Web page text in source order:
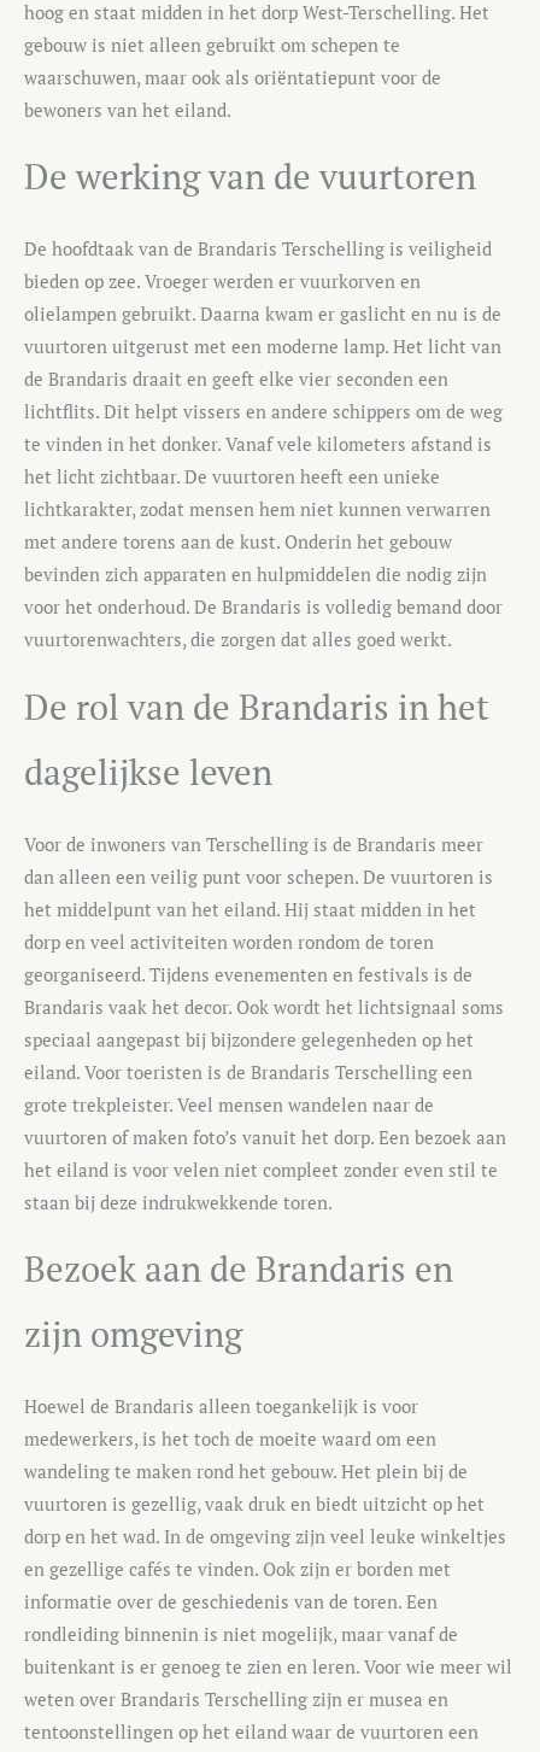
hoog en staat midden in het dorp West-Terschelling. Het
gebouw is niet alleen gebruikt om schepen te
waarschuwen, maar ook als oriëntatiepunt voor de
bewoners van het eiland.
De werking van de vuurtoren
De hoofdtaak van de Brandaris Terschelling is veiligheid
bieden op zee. Vroeger werden er vuurkorven en
olielampen gebruikt. Daarna kwam er gaslicht en nu is de
vuurtoren uitgerust met een moderne lamp. Het licht van
de Brandaris draait en geeft elke vier seconden een
lichtflits. Dit helpt vissers en andere schippers om de weg
te vinden in het donker. Vanaf vele kilometers afstand is
het licht zichtbaar. De vuurtoren heeft een unieke
lichtkarakter, zodat mensen hem niet kunnen verwarren
met andere torens aan de kust. Onderin het gebouw
bevinden zich apparaten en hulpmiddelen die nodig zijn
voor het onderhoud. De Brandaris is volledig bemand door
vuurtorenwachters, die zorgen dat alles goed werkt.
De rol van de Brandaris in het
dagelijkse leven
Voor de inwoners van Terschelling is de Brandaris meer
dan alleen een veilig punt voor schepen. De vuurtoren is
het middelpunt van het eiland. Hij staat midden in het
dorp en veel activiteiten worden rondom de toren
georganiseerd. Tijdens evenementen en festivals is de
Brandaris vaak het decor. Ook wordt het lichtsignaal soms
speciaal aangepast bij bijzondere gelegenheden op het
eiland. Voor toeristen is de Brandaris Terschelling een
grote trekpleister. Veel mensen wandelen naar de
vuurtoren of maken foto’s vanuit het dorp. Een bezoek aan
het eiland is voor velen niet compleet zonder even stil te
staan bij deze indrukwekkende toren.
Bezoek aan de Brandaris en
zijn omgeving
Hoewel de Brandaris alleen toegankelijk is voor
medewerkers, is het toch de moeite waard om een
wandeling te maken rond het gebouw. Het plein bij de
vuurtoren is gezellig, vaak druk en biedt uitzicht op het
dorp en het wad. In de omgeving zijn veel leuke winkeltjes
en gezellige cafés te vinden. Ook zijn er borden met
informatie over de geschiedenis van de toren. Een
rondleiding binnenin is niet mogelijk, maar vanaf de
buitenkant is er genoeg te zien en leren. Voor wie meer wil
weten over Brandaris Terschelling zijn er musea en
tentoonstellingen op het eiland waar de vuurtoren een